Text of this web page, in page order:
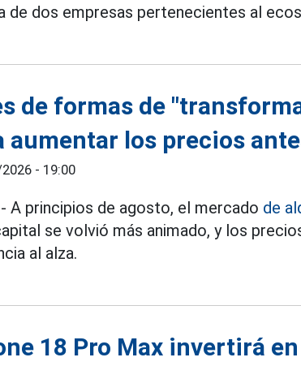
de dos empresas pertenecientes al
de formas de
aumentar los precios
- 19:00
- A principios de agosto, el mercado de
se volvió más animado, y los
al alza.
18 Pro Max invertirá